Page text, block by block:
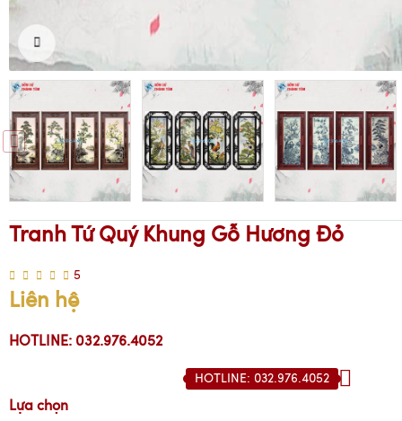
Tranh Tứ Quý Khung Gỗ Hương Đỏ
5
Liên hệ
HOTLINE: 032.976.4052
HOTLINE: 032.976.4052
Lựa chọn